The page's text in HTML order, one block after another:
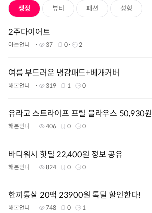
생정 뷰티 패션 성형
2주다이어트
아는언니 37 0 2
여름 부드러운 냉감패드+베개커버
해본언니 319 1 0
유라고 스트라이프 프릴 블라우스 50,930원
해본언니 406 0 0
바디워시 핫딜 22,400원 정보 공유
해본언니 824 0 0
한끼통살 20팩 23900원 톡딜 할인한다!
해본언니 748 0 1